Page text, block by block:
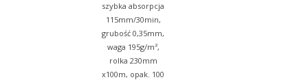
szybka absorpcja
115mm/30min,
grubość 0,35mm,
waga 195g/m²,
rolka 230mm
x100m, opak. 100